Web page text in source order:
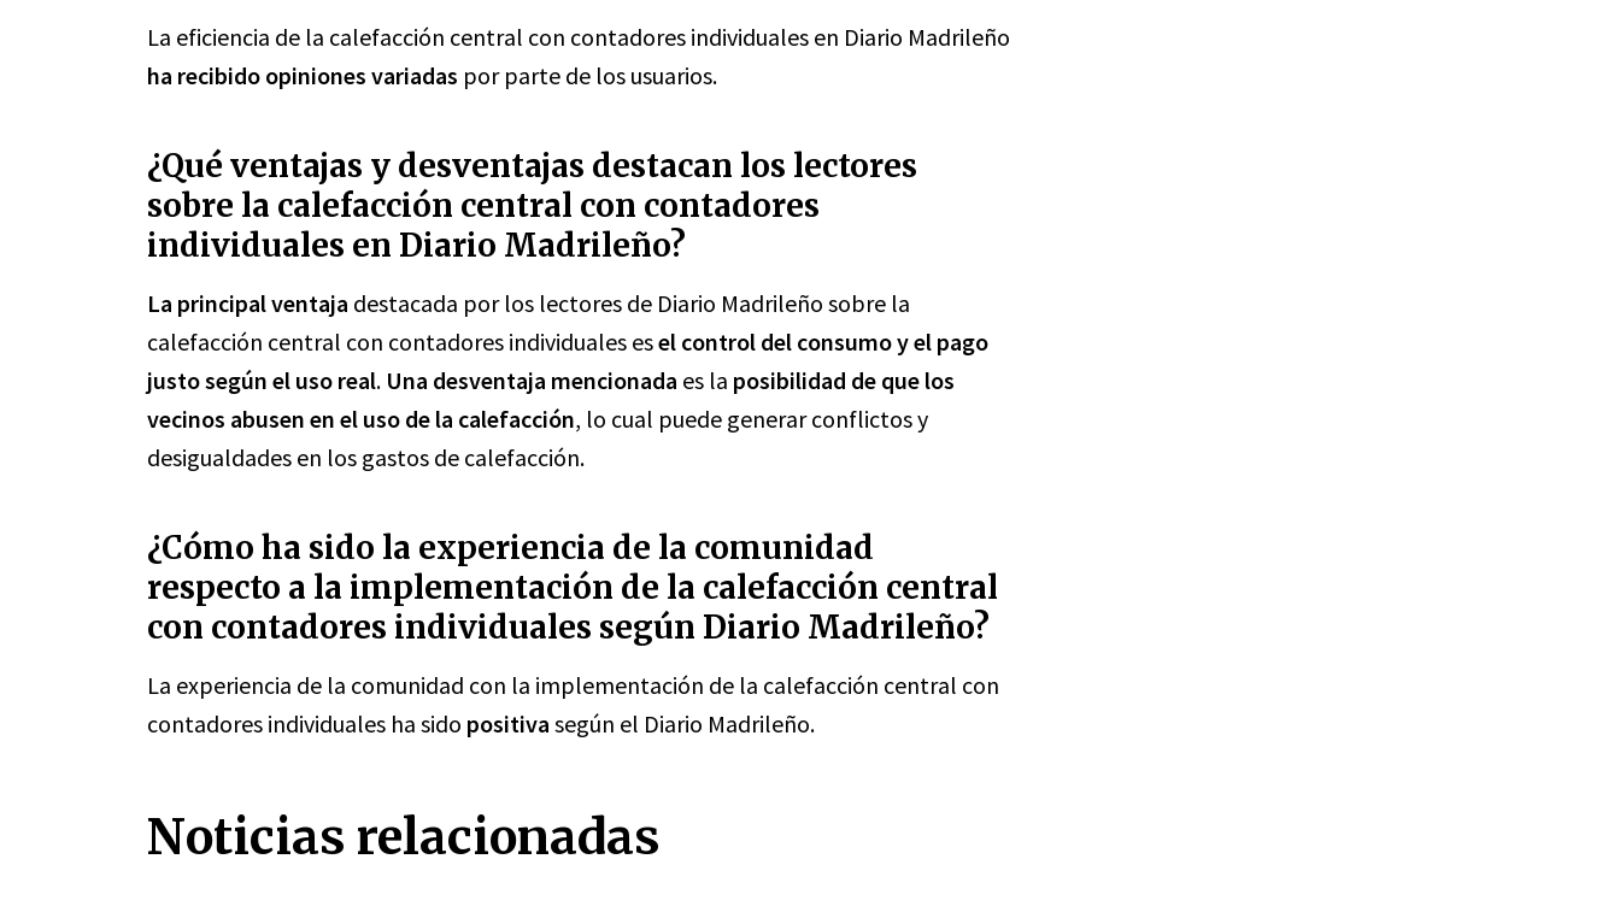
La eficiencia de la calefacción central con contadores individuales en Diario Madrileño
ha recibido opiniones variadas por parte de los usuarios.
¿Qué ventajas y desventajas destacan los lectores
sobre la calefacción central con contadores
individuales en Diario Madrileño?
La principal ventaja destacada por los lectores de Diario Madrileño sobre la
calefacción central con contadores individuales esel control del consumo y el pago
justo según el uso real. Una desventaja mencionada es la posibilidad de que los
vecinos abusen en el uso de la calefacción, lo cual puede generar conflictos y
desigualdades en los gastos de calefacción.
¿Cómo ha sido la experiencia de la comunidad
respecto a la implementación de la calefacción central
con contadores individuales según Diario Madrileño?
La experiencia de la comunidad con la implementación de la calefacción central con
contadores individuales ha sido positiva según el Diario Madrileño.
Noticias relacionadas